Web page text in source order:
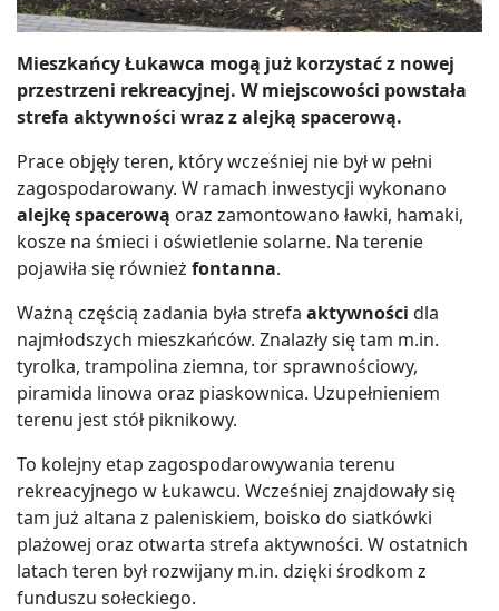
Mieszkańcy Łukawca mogą już korzystać z nowej
przestrzeni rekreacyjnej. W miejscowości powstała
strefa aktywności wraz z alejką spacerową.
Prace objęły teren, który wcześniej nie był w pełni
zagospodarowany. W ramach inwestycji wykonano
alejkę spacerową oraz zamontowano ławki, hamaki,
kosze na śmieci i oświetlenie solarne. Na terenie
pojawiła się również fontanna.
Ważną częścią zadania była strefa aktywności dla
najmłodszych mieszkańców. Znalazły się tam m.in.
tyrolka, trampolina ziemna, tor sprawnościowy,
piramida linowa oraz piaskownica. Uzupełnieniem
terenu jest stół piknikowy.
To kolejny etap zagospodarowywania terenu
rekreacyjnego w Łukawcu. Wcześniej znajdowały się
tam już altana z paleniskiem, boisko do siatkówki
plażowej oraz otwarta strefa aktywności. W ostatnich
latach teren był rozwijany m.in. dzięki środkom z
funduszu sołeckiego.